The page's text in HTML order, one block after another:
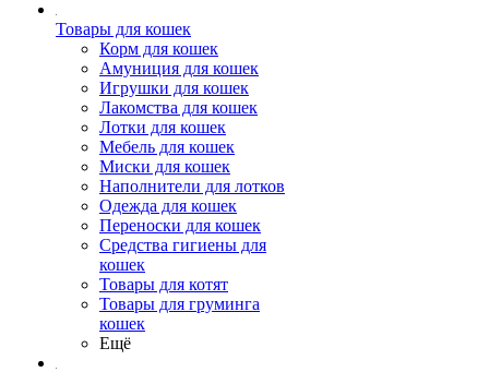
Товары для кошек
Корм для кошек
Амуниция для кошек
Игрушки для кошек
Лакомства для кошек
Лотки для кошек
Мебель для кошек
Миски для кошек
Наполнители для лотков
Одежда для кошек
Переноски для кошек
Средства гигиены для
кошек
Товары для котят
Товары для груминга
кошек
Ещё